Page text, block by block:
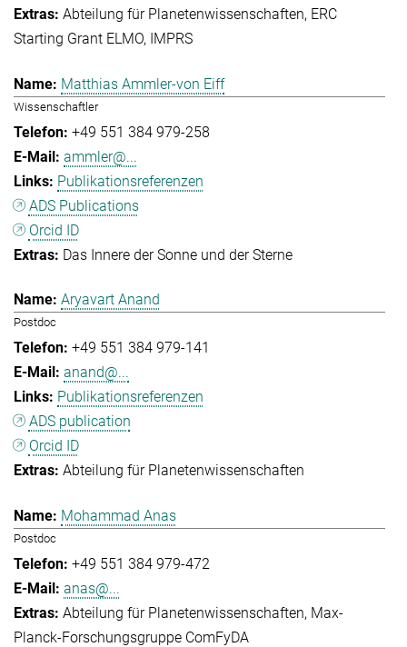
Abteilung für Planetenwissenschaften ERC
Starting Grant ELMO
IMPRS
Matthias Ammler-von Eiff
Wissenschaftler
+49 551 384 979-258
ammler@...
Publikationsreferenzen
ADS Publications
Orcid ID
Das Innere der Sonne und der Sterne
Aryavart Anand
Postdoc
+49 551 384 979-141
anand@...
Publikationsreferenzen
ADS publication
Orcid ID
Abteilung für Planetenwissenschaften
Mohammad Anas
Postdoc
+49 551 384 979-472
anas@...
Abteilung für Planetenwissenschaften Max-
Planck-Forschungsgruppe ComFyDA